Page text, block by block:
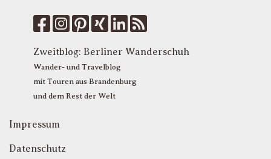
Zweitblog: Berliner Wanderschuh
Wander- und Travelblog
mit Touren aus Brandenburg
und dem Rest der Welt
Impressum
Datenschutz